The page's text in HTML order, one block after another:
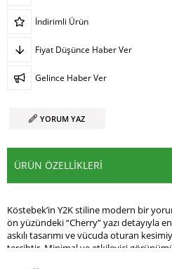
İndirimli Ürün
Fiyat Düşünce Haber Ver
Gelince Haber Ver
YORUM YAZ
ÜRÜN ÖZELLIKLERI
Köstebek’in Y2K stiline modern bir
ön yüzündeki “Cherry” yazı detayıyla
askılı tasarımı ve vücuda oturan
tercihtir. Minimal ve etkileyici